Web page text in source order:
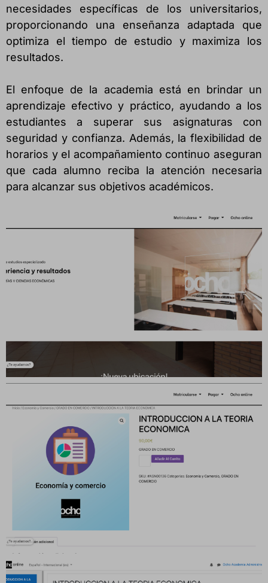
necesidades específicas de los universitarios,
proporcionando una enseñanza adaptada que
optimiza el tiempo de estudio y maximiza los
resultados.
El enfoque de la academia está en brindar un
aprendizaje efectivo y práctico, ayudando a los
estudiantes a superar sus asignaturas con
seguridad y confianza. Además, la flexibilidad de
horarios y el acompañamiento continuo aseguran
que cada alumno reciba la atención necesaria
para alcanzar sus objetivos académicos.